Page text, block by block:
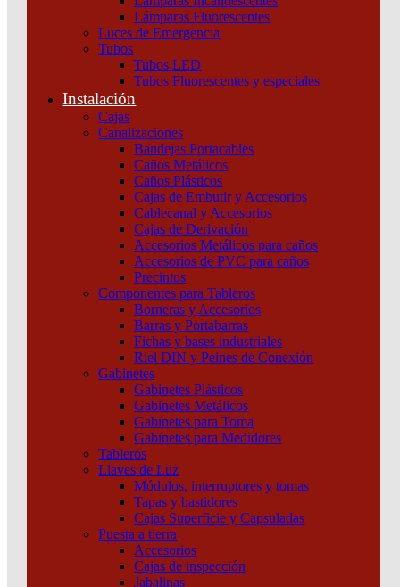
Lámparas Fluorescentes
Luces de Emergencia
Tubos
Tubos LED
Tubos Fluorescentes y especiales
Instalación
Cajas
Canalizaciones
Bandejas Portacables
Caños Metálicos
Caños Plásticos
Cajas de Embutir y Accesorios
Cablecanal y Accesorios
Cajas de Derivación
Accesorios Metálicos para caños
Accesorios de PVC para caños
Precintos
Componentes para Tableros
Borneras y Accesorios
Barras y Portabarras
Fichas y bases industriales
Riel DIN y Peines de Conexión
Gabinetes
Gabinetes Plásticos
Gabinetes Metálicos
Gabinetes para Toma
Gabinetes para Medidores
Tableros
Llaves de Luz
Módulos, interruptores y tomas
Tapas y bastidores
Cajas Superficie y Capsuladas
Puesta a tierra
Accesorios
Cajas de inspección
Jabalinas
Contactor Modular Ict
100A 4Na 230Vca
Añadir al carrito
CONTACTO AUX.
IACTS ACT NA+NC
P/ICT Schneider
Añadir al carrito